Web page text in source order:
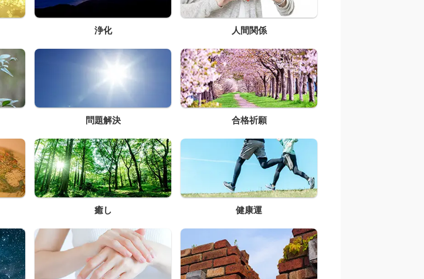
浄化 人間関係
問題解決 合格祈願
癒し 健康運